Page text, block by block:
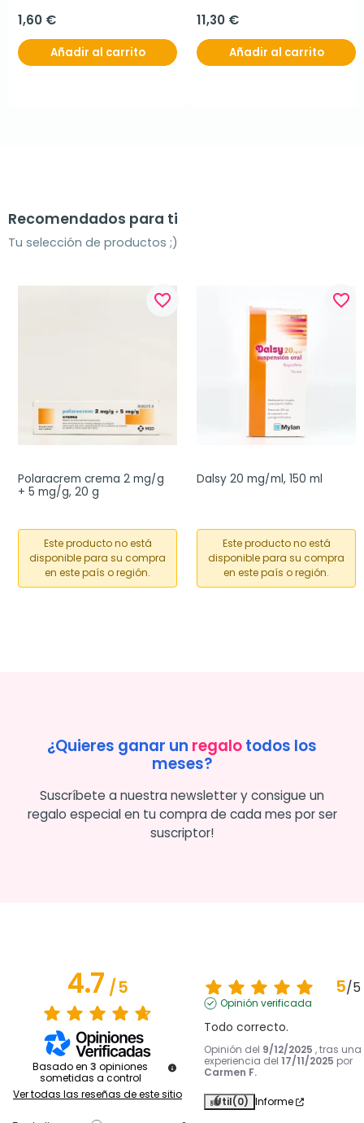
1,60 €
Añadir al carrito
11,30 €
Añadir al carrito
Recomendados para ti
Tu selección de productos ;)
favorite_border
Polaracrem crema 2 mg/g
+ 5 mg/g, 20 g
Este producto no está
disponible para su compra
en este país o región.
favorite_border
Dalsy 20 mg/ml, 150 ml
Este producto no está
disponible para su compra
en este país o región.
¿Quieres ganar un regalotodos los
meses?
Suscríbete a nuestra newsletter y consigue un
regalo especial en tu compra de cada mes por ser
suscriptor!
4.7/5
Basado en 3 opiniones
sometidas a control
Ver todas las reseñas de este sitio
5/5
Opinión verificada
Todo correcto.
Opinión del 9/12/2025 , tras una
experiencia del 17/11/2025 por
Carmen F.
Útil(0) Informe